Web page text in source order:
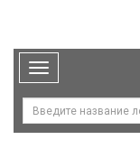
Toggle
navigation